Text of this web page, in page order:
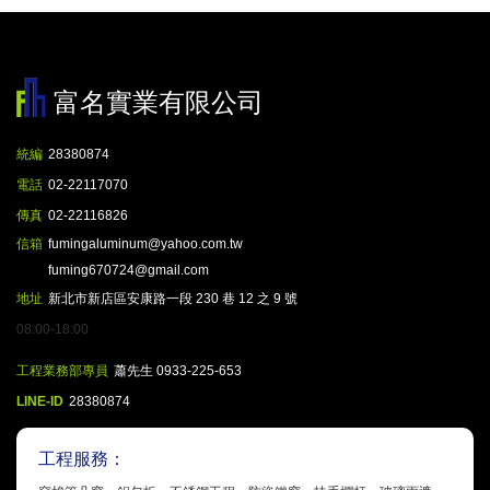
富名實業有限公司
統編 28380874
電話 02-22117070
傳真 02-22116826
信箱 fumingaluminum@yahoo.com.tw
fuming670724@gmail.com
地址 新北市新店區安康路一段 230 巷 12 之 9 號
08:00-18:00
工程業務部專員 蕭先生 0933-225-653
LINE-ID 28380874
工程服務：